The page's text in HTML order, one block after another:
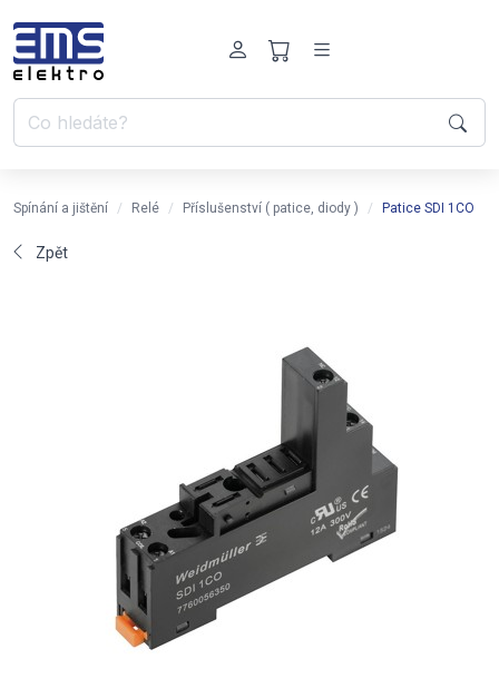
Spínání a jištění Relé Příslušenství ( patice, diody ) Patice SDI 1CO
Zpět